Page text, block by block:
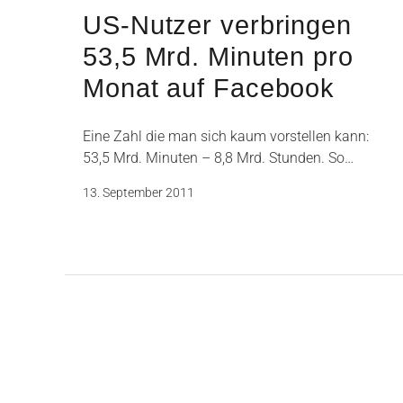
US-Nutzer verbringen
53,5 Mrd. Minuten pro
Monat auf Facebook
Eine Zahl die man sich kaum vorstellen kann:
53,5 Mrd. Minuten – 8,8 Mrd. Stunden. So…
13. September 2011